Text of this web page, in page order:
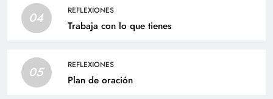
04 REFLEXIONES
Trabaja con lo que tienes
05 REFLEXIONES
Plan de oración